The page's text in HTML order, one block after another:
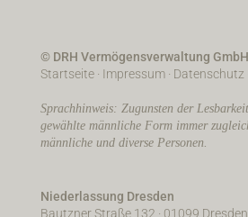
© DRH Vermögensverwaltung GmbH
Startseite· Impressum· Datenschutz
Sprachhinweis: Zugunsten der
gewählte männliche Form immer
männliche und diverse Personen.
Niederlassung Dresden
Bautzner Straße 132 · 01099 Dresden